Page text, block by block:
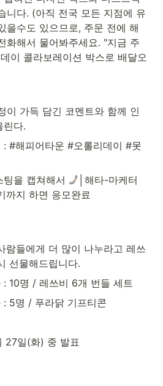
니다. (아직 전국 모든 지점에 유
을수도 있으므로, 주문 전에 해
화해서 물어봐주세요. "지금 주
이 콜라보레이션 박스로 배달오
이 가득 담긴 코멘트와 함께 인
린다.
: #해피어타운 #오롤리데이 #못
팅을 캡쳐해서
│해타-마케터
까지 하면 응모완료
람들에게 더 많이 나누라고 레쓰
선물해드립니다.
: 10명 / 레쓰비 6개 번들 세트
: 5명 / 푸라닭 기프티콘
27일(화) 중 발표